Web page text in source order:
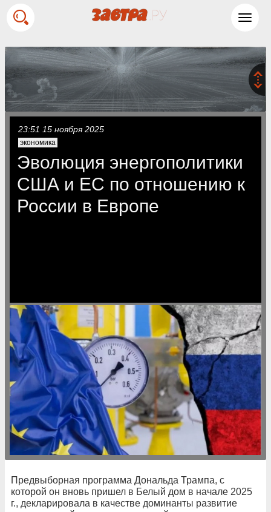
23:51 15 ноября 2025
экономика
Эволюция энергополитики
США и ЕС по отношению к
России в Европе
Предвыборная программа Дональда Трампа, с
которой он вновь пришел в Белый дом в начале 2025
г., декларировала в качестве доминанты развитие